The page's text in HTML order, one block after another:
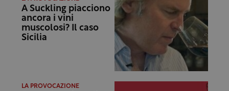
A Suckling piacciono
ancora i vini
muscolosi? Il caso
Sicilia
LA PROVOCAZIONE